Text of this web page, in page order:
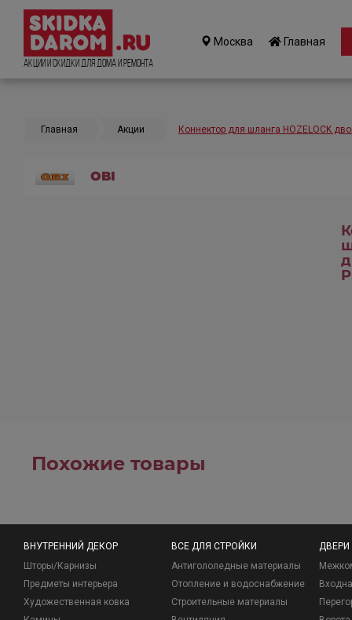
Акции и Скидки для дома и ремонта
Москва Главная
Главная Акции Коннектор для шланга HOZELOCK
OBI
Похожие товары
ВНУТРЕННИЙ ДЕКОР
Шторы/Карнизы
Предметы интерьера
Художественная ковка
ВСЕ ДЛЯ СТРОЙКИ
Антигололедные материалы
Отопление и водоснабжение
Строительные материалы
ДВЕРИ